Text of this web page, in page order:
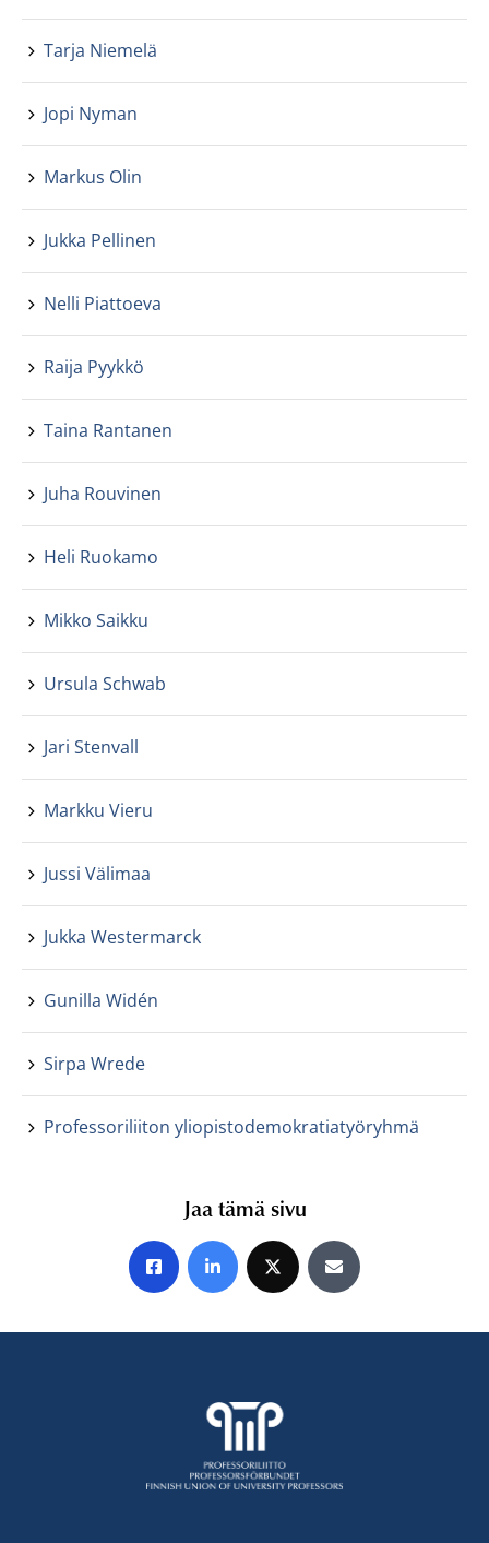
Tarja Niemelä
Jopi Nyman
Markus Olin
Jukka Pellinen
Nelli Piattoeva
Raija Pyykkö
Taina Rantanen
Juha Rouvinen
Heli Ruokamo
Mikko Saikku
Ursula Schwab
Jari Stenvall
Markku Vieru
Jussi Välimaa
Jukka Westermarck
Gunilla Widén
Sirpa Wrede
Professoriliiton yliopistodemokratiatyöryhmä
Jaa tämä sivu
Jaa Facebookissa
Jaa LinkedInissä
Jaa X:ssäJaa sähköpostitse